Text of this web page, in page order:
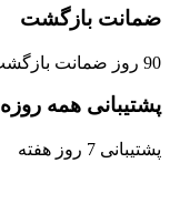
ضمانت بازگشت
90 روز ضمانت بازگشت
پشتیبانی همه روزه
پشتیبانی 7 روز هفته